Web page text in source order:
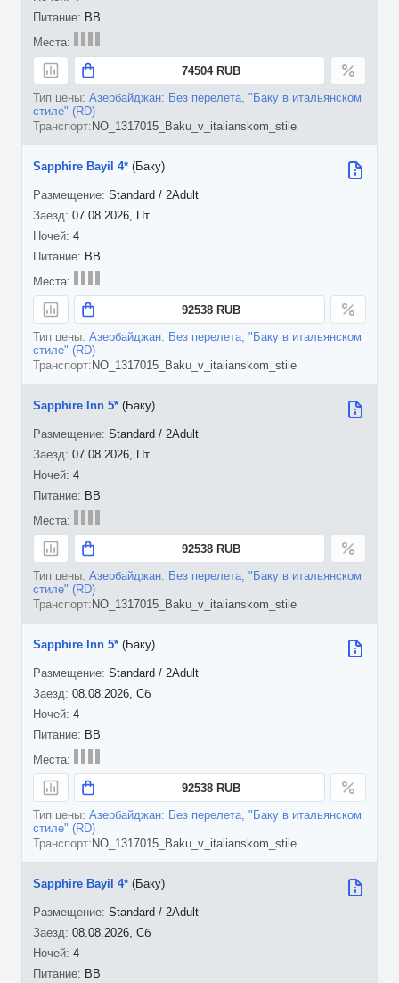
BB
74504 RUB
Азербайджан: Без перелета, "Баку в итальянском
стиле" (RD)
NO_1317015_Baku_v_italianskom_stile
07.08.2026, Пт
4
Sapphire Bayil 4* (Баку)
Standard / 2Adult
BB
92538 RUB
Азербайджан: Без перелета, "Баку в итальянском
стиле" (RD)
NO_1317015_Baku_v_italianskom_stile
07.08.2026, Пт
4
Sapphire Inn 5* (Баку)
Standard / 2Adult
BB
92538 RUB
Азербайджан: Без перелета, "Баку в итальянском
стиле" (RD)
NO_1317015_Baku_v_italianskom_stile
08.08.2026, Сб
4
Sapphire Inn 5* (Баку)
Standard / 2Adult
BB
92538 RUB
Азербайджан: Без перелета, "Баку в итальянском
стиле" (RD)
NO_1317015_Baku_v_italianskom_stile
08.08.2026, Сб
4
Sapphire Bayil 4* (Баку)
Standard / 2Adult
BB